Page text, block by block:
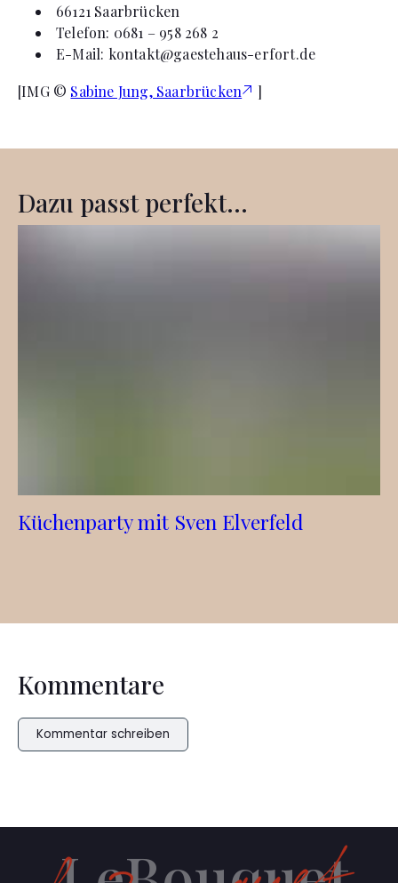
66121 Saarbrücken
Telefon: 0681 – 958 268 2
E-Mail: kontakt@gaestehaus-erfort.de
[IMG © Sabine Jung, Saarbrücken ]
Dazu passt perfekt...
Küchenparty mit Sven Elverfeld
Kommentare
Kommentar schreiben